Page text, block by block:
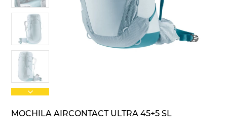
MOCHILA AIRCONTACT ULTRA 45+5 SL